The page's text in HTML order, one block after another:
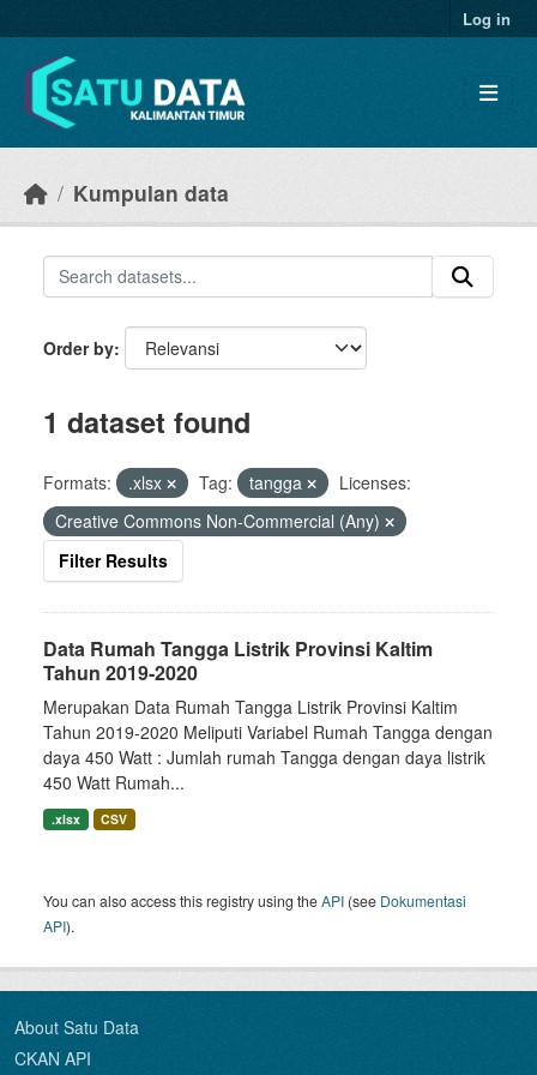
Log in
Kumpulan data
Order by
1 dataset found
Formats: .xlsx Tag: tangga
Licenses:
Creative Commons Non-Commercial (Any)
Filter Results
Data Rumah Tangga Listrik Provinsi Kaltim
Tahun 2019-2020
Merupakan Data Rumah Tangga Listrik Provinsi Kaltim
Tahun 2019-2020 Meliputi Variabel Rumah Tangga dengan
daya 450 Watt : Jumlah rumah Tangga dengan daya listrik
450 Watt Rumah...
.xlsx CSV
You can also access this registry using theAPI (see Dokumentasi
API).
About Satu Data
CKAN API